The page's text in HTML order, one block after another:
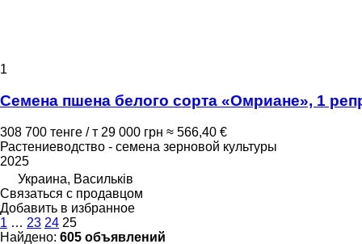
1
Семена пшена белого сорта «Омриане», 1
308 700 тенге / т 29 000 грн ≈ 566,40 €
Растениеводство - семена зерновой культуры
2025
Украина, Васильків
Связаться с продавцом
Добавить в избранное
1 … 23 24 25
Найдено: 605 объявлений